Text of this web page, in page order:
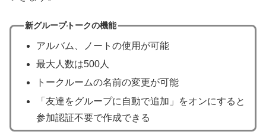
新グループトークの機能
アルバム、ノートの使用が可能
最大人数は500人
トークルームの名前の変更が可能
「友達をグループに自動で追加」をオンにすると
参加認証不要で作成できる